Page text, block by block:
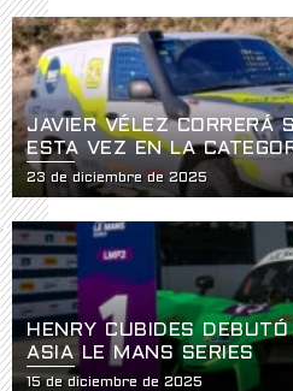
JAVIER VÉLEZ CORRERÁ
ESTA VEZ EN LA
23 de diciembre de 2025
HENRY CUBIDES
ASIA LE MANS SERIES
15 de diciembre de 2025